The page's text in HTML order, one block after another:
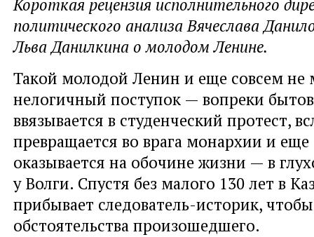
Короткая рецензия исполнительного
политического анализа Вячеслава
Льва Данилкина о молодом Ленине.
Такой молодой Ленин и еще совсем не
нелогичный поступок — вопреки
ввязывается в студенческий протест,
превращается во врага монархии и
оказывается на обочине жизни — в
у Волги. Спустя без малого 130 лет в
прибывает следователь-историк,
обстоятельства произошедшего.